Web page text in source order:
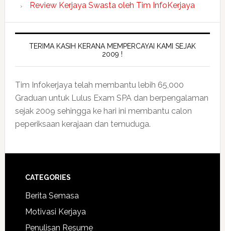
Review Kerjaya Swasta oleh Tim InfoKerjaya
TERIMA KASIH KERANA MEMPERCAYAI KAMI SEJAK
2009 !
Tim Infokerjaya telah membantu lebih 65,000
Graduan untuk Lulus Exam SPA dan berpengalaman
sejak 2009 sehingga ke hari ini membantu calon
peperiksaan kerajaan dan temuduga.
CATEGORIES
Berita Semasa
Motivasi Kerjaya
Penulisan Resume